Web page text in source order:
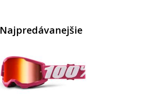
Najpredávanejšie